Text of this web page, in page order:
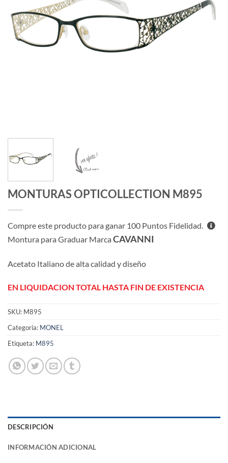
MONTURAS OPTICOLLECTION M895
Compre este producto para ganar 100 Puntos Fidelidad.
Montura para Graduar Marca CAVANNI
Acetato Italiano de alta calidad y diseño
EN LIQUIDACION TOTAL HASTA FIN DE EXISTENCIA
SKU: M895
Categoría: MONEL
Etiqueta: M895
DESCRIPCIÓN
INFORMACIÓN ADICIONAL